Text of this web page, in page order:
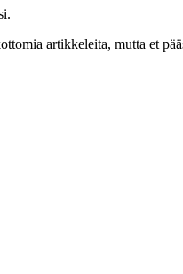
artikkeleita, mutta et